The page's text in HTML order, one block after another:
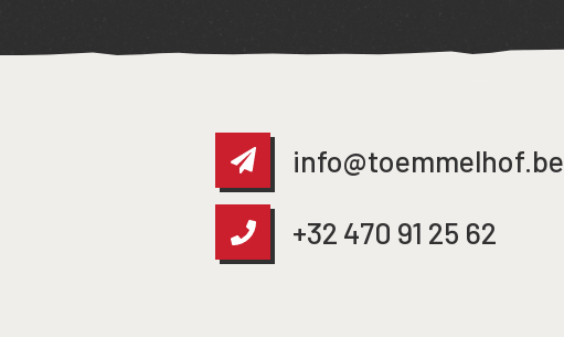
info@toemmelhof.be
+32 470 91 25 62